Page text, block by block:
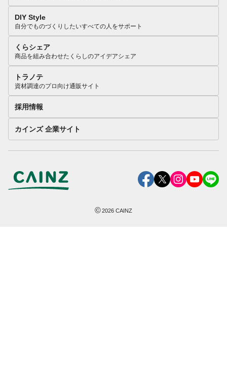
DIY Style
自分でものづくりしたいすべての人をサポート
くらシェア
商品を組み合わせたくらしのアイデアシェア
トラノテ
資材調達のプロ向け通販サイト
採用情報
カインズ 企業サイト
©2026 CAINZ